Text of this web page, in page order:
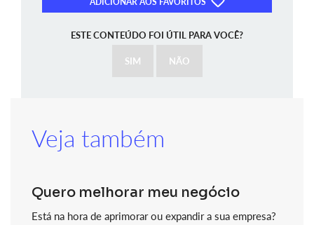
ESTE CONTEÚDO FOI ÚTIL PARA VOCÊ?
SIM NÃO
Veja também
Quero melhorar meu negócio
Está na hora de aprimorar ou expandir a sua empresa?